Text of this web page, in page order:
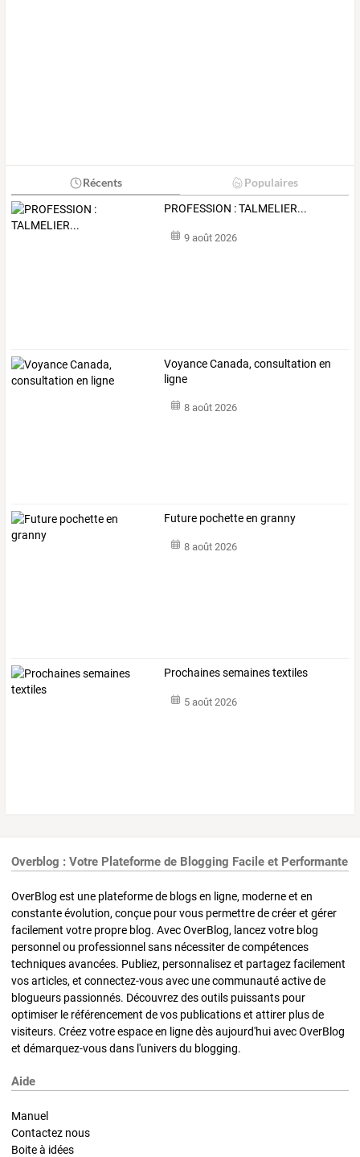
Récents Populaires
PROFESSION : TALMELIER...
9 août 2026
Voyance Canada, consultation en
ligne
8 août 2026
Future pochette en granny
8 août 2026
Prochaines semaines textiles
5 août 2026
Overblog : Votre Plateforme de Blogging Facile et Performante
OverBlog est une plateforme de blogs en ligne, moderne et en
constante évolution, conçue pour vous permettre de créer et gérer
facilement votre propre blog. Avec OverBlog, lancez votre blog
personnel ou professionnel sans nécessiter de compétences
techniques avancées. Publiez, personnalisez et partagez facilement
vos articles, et connectez-vous avec une communauté active de
blogueurs passionnés. Découvrez des outils puissants pour
optimiser le référencement de vos publications et attirer plus de
visiteurs. Créez votre espace en ligne dès aujourd'hui avec OverBlog
et démarquez-vous dans l'univers du blogging.
Aide
Manuel
Contactez nous
Boite à idées